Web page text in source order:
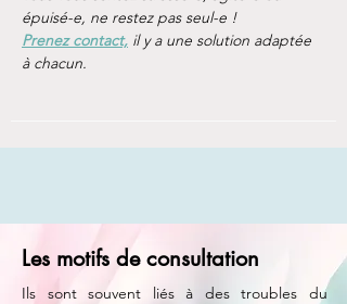
épuisé-e, ne restez pas seul-e !
Prenez contact, il y a une solution adaptée
à chacun.
Les motifs de consultation
Ils sont souvent liés à des troubles du